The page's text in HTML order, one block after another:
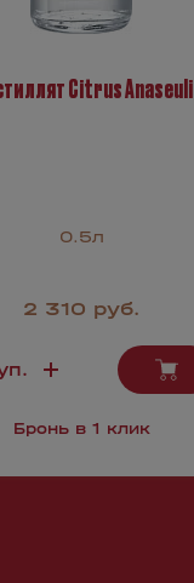
Citrus Anaseuli
0.5л
2 310 руб.
Бронь в 1 клик